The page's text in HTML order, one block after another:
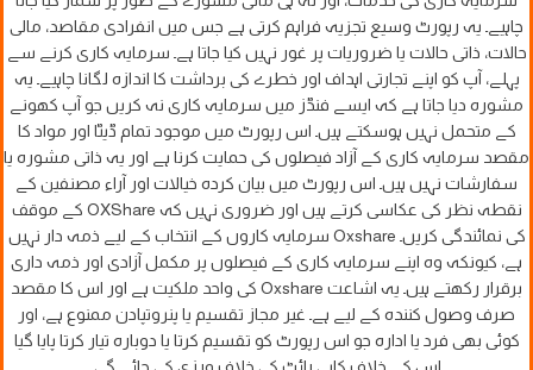
چاہیے۔ یہ رپورٹ وسیع تجزیہ فراہم کرتی ہے جس میں انفرادی مقاصد، مالی
حالات، ذاتی حالات یا ضروریات پر غور نہیں کیا جاتا ہے۔ سرمایہ کاری کرنے سے
پہلے، آپ کو اپنے تجارتی اہداف اور خطرے کی برداشت کا اندازہ لگانا چاہیے۔ یہ
مشورہ دیا جاتا ہے کہ ایسے فنڈز میں سرمایہ کاری نہ کریں جو آپ کھونے
کے متحمل نہیں ہوسکتے ہیں۔ اس رپورٹ میں موجود تمام ڈیٹا اور مواد کا
مقصد سرمایہ کاری کے آزاد فیصلوں کی حمایت کرنا ہے اور یہ ذاتی مشورہ یا
سفارشات نہیں ہیں۔ اس رپورٹ میں بیان کردہ خیالات اور آراء مصنفین کے
نقطہ نظر کی عکاسی کرتے ہیں اور ضروری نہیں کہ OXShare کے موقف
کی نمائندگی کریں۔ Oxshare سرمایہ کاروں کے انتخاب کے لیے ذمہ دار نہیں
ہے، کیونکہ وہ اپنے سرمایہ کاری کے فیصلوں پر مکمل آزادی اور ذمہ داری
برقرار رکھتے ہیں۔ یہ اشاعت Oxshare کی واحد ملکیت ہے اور اس کا مقصد
صرف وصول کنندہ کے لیے ہے۔ غیر مجاز تقسیم یا پنروتپادن ممنوع ہے، اور
کوئی بھی فرد یا ادارہ جو اس رپورٹ کو تقسیم کرتا یا دوبارہ تیار کرتا پایا گیا